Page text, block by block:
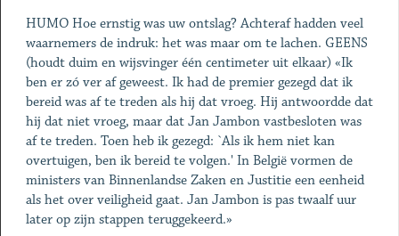
HUMO Hoe ernstig was uw ontslag? Achteraf hadden veel
waarnemers de indruk: het was maar om te lachen. GEENS
(houdt duim en wijsvinger één centimeter uit elkaar) «Ik
ben er zó ver af geweest. Ik had de premier gezegd dat ik
bereid was af te treden als hij dat vroeg. Hij antwoordde dat
hij dat niet vroeg, maar dat Jan Jambon vastbesloten was
af te treden. Toen heb ik gezegd: `Als ik hem niet kan
overtuigen, ben ik bereid te volgen.' In België vormen de
ministers van Binnenlandse Zaken en Justitie een eenheid
als het over veiligheid gaat. Jan Jambon is pas twaalf uur
later op zijn stappen teruggekeerd.»